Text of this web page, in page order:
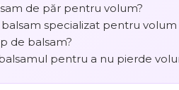
de păr pentru volum?
specializat pentru volum
de balsam?
pentru a nu pierde